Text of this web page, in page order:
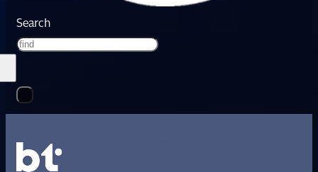
Search